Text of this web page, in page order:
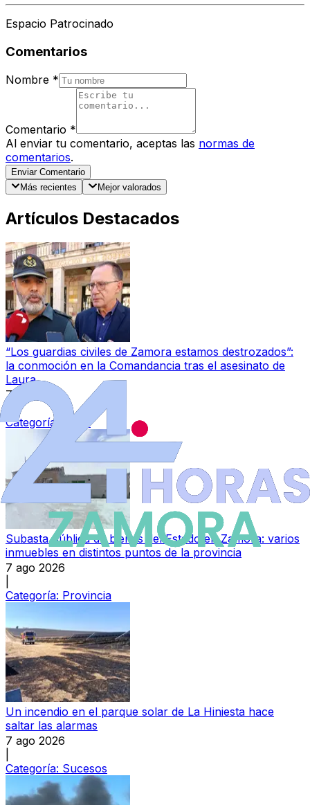
Espacio Patrocinado
Comentarios
Nombre *
Comentario *
Al enviar tu comentario, aceptas las normas de
comentarios.
Enviar Comentario
Más recientes
Mejor valorados
Artículos Destacados
“Los guardias civiles de Zamora estamos destrozados”:
la conmoción en la Comandancia tras el asesinato de
Laura
7 ago 2026
Categoría:
Local
Subasta pública de bienes del Estado en Zamora: varios
inmuebles en distintos puntos de la provincia
7 ago 2026
Categoría: Provincia
Un incendio en el parque solar de La Hiniesta hace
saltar las alarmas
7 ago 2026
Categoría: Sucesos